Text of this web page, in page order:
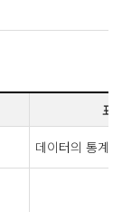
표
데이터의 통계